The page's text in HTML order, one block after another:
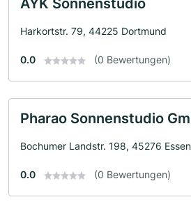
AYK Sonnenstudio
Harkortstr. 79, 44225 Dortmund
0.0 (0 Bewertungen)
Pharao Sonnenstudio
Bochumer Landstr. 198, 45276 Essen
0.0 (0 Bewertungen)